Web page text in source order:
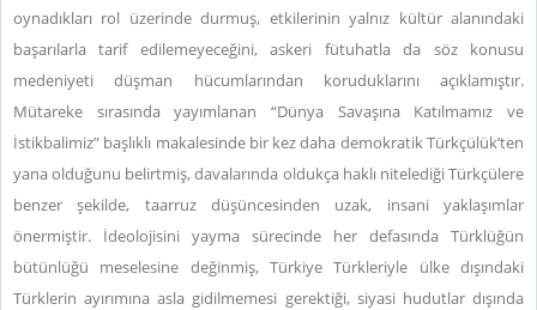
oynadıkları rol üzerinde durmuş, etkilerinin yalnız kültür alanındaki
başarılarla tarif edilemeyeceğini, askeri fütuhatla da söz konusu
medeniyeti düşman hücumlarından koruduklarını açıklamıştır.
Mütareke sırasında yayımlanan “Dünya Savaşına Katılmamız ve
İstikbalimiz” başlıklı makalesinde bir kez daha demokratik Türkçülük’ten
yana olduğunu belirtmiş, davalarında oldukça haklı nitelediği Türkçülere
benzer şekilde, taarruz düşüncesinden uzak, insani yaklaşımlar
önermiştir. İdeolojisini yayma sürecinde her defasında Türklüğün
bütünlüğü meselesine değinmiş, Türkiye Türkleriyle ülke dışındaki
Türklerin ayırımına asla gidilmemesi gerektiği, siyasi hudutlar dışında